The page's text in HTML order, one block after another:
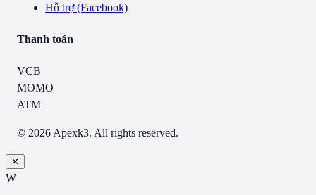
Hỗ trợ (Facebook)
Thanh toán
VCB
MOMO
ATM
© 2026 Apexk3. All rights reserved.
✕
W